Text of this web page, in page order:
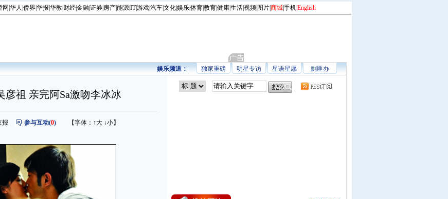
网 华人 侨界|华报 华教| 财经|金融|证券| 房产|能源|IT|游戏|汽车|文化|娱乐|体育|教育|健康|生活|视频| 图片|商城|手机|English
剿匪办
星语星愿
明星专访
独家重磅
娱乐频道：
祖 亲完阿Sa激吻李冰冰
报 参与互动(0) 【字体： ↑大 ↓小】